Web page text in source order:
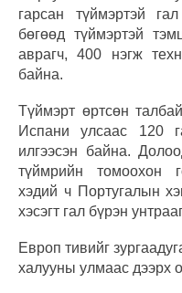
гарсан түймэртэй
бөгөөд түймэртэй
аврагч, 400 нэгж
байна.
Түймэрт өртсөн
Испани улсаас 120
илгээсэн байна.
түймрийн томоохон
хэдий ч Португалын
хэсэгт гал бүрэн
Европ тивийг
халууны улмаас дээрх